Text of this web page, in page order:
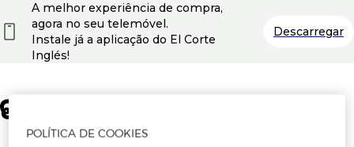
A melhor experiência de compra,
agora no seu telemóvel.
Instale já a aplicação do El Corte
Inglés!
Descarregar
POLÍTICA DE COOKIES